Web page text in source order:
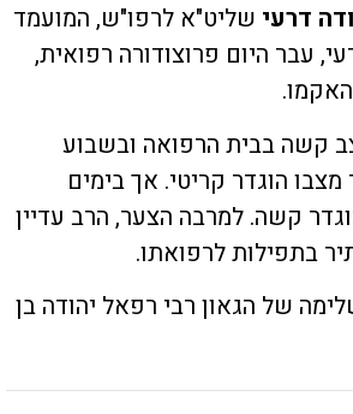
דרעי שליט"א לרפו"ש, המועמד
עבר היום פרוצודורה רפואית,
קשה בבית הרפואה ובשבוע
הוגדר קריטי. אך בימים
קשה. למרבה הצער, הרב עדיין
בתפילות לרפואתו.
של הגאון רבי רפאל יהודה בן